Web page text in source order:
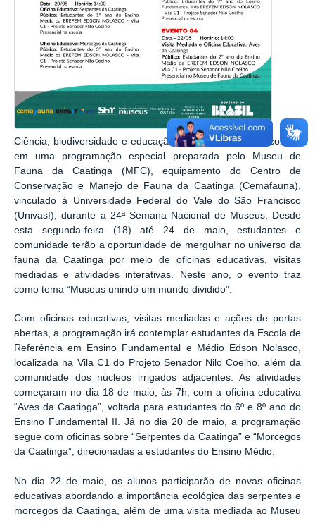
Ciência, biodiversidade e educação ambiental vão se encontrar
em uma programação especial preparada pelo Museu de
Fauna da Caatinga (MFC), equipamento do Centro de
Conservação e Manejo de Fauna da Caatinga (Cemafauna),
vinculado à Universidade Federal do Vale do São Francisco
(Univasf), durante a 24ª Semana Nacional de Museus. Desde
esta segunda-feira (18) até 24 de maio, estudantes e
comunidade terão a oportunidade de mergulhar no universo da
fauna da Caatinga por meio de oficinas educativas, visitas
mediadas e atividades interativas. Neste ano, o evento traz
como tema “Museus unindo um mundo dividido”.
Com oficinas educativas, visitas mediadas e ações de portas
abertas, a programação irá contemplar estudantes da Escola de
Referência em Ensino Fundamental e Médio Edson Nolasco,
localizada na Vila C1 do Projeto Senador Nilo Coelho, além da
comunidade dos núcleos irrigados adjacentes. As atividades
começaram no dia 18 de maio, às 7h, com a oficina educativa
“Aves da Caatinga”, voltada para estudantes do 6º e 8º ano do
Ensino Fundamental II. Já no dia 20 de maio, a programação
segue com oficinas sobre “Serpentes da Caatinga” e “Morcegos
da Caatinga”, direcionadas a estudantes do Ensino Médio.
No dia 22 de maio, os alunos participarão de novas oficinas
educativas abordando a importância ecológica das serpentes e
morcegos da Caatinga, além de uma visita mediada ao Museu